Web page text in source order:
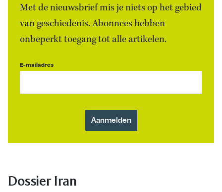
Met de nieuwsbrief mis je niets op het gebied
van geschiedenis. Abonnees hebben
onbeperkt toegang tot alle artikelen.
E-mailadres
Dossier Iran